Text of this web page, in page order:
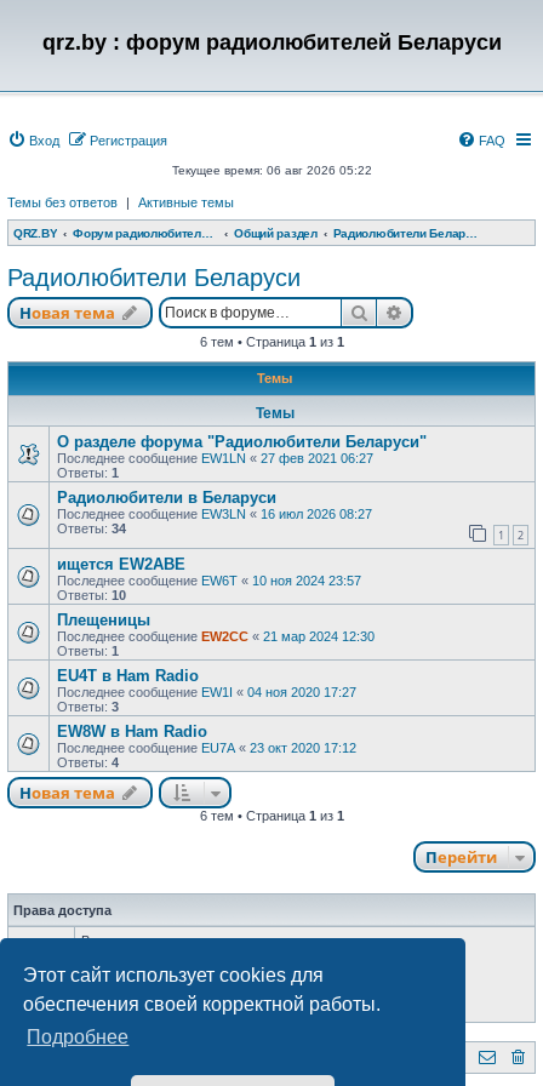
Этот сайт использует cookies для
обеспечения своей корректной работы.
Подробнее
qrz.by : форум радиолюбителей Беларуси
Вход Регистрация FAQ
Текущее время: 06 авг 2026 05:22
Темы без ответов | Активные темы
QRZ.BY Форум радиолюбителей Беларуси Общий раздел Радиолюбители Беларуси
Радиолюбители Беларуси
Новая тема ПоискРасширенный
6 тем • Страница 1 из 1
Темы
Темы
О разделе форума "Радиолюбители Беларуси"
Последнее сообщение EW1LN « 27 фев 2021 06:27
Ответы: 1
Радиолюбители в Беларуси
Последнее сообщение EW3LN « 16 июл 2026 08:27
Ответы: 34 1 2
ищется EW2ABE
Последнее сообщение EW6T « 10 ноя 2024 23:57
Ответы: 10
Плещеницы
Последнее сообщение EW2CC « 21 мар 2024 12:30
Ответы: 1
EU4T в Ham Radio
Последнее сообщение EW1I « 04 ноя 2020 17:27
Ответы: 3
EW8W в Ham Radio
Последнее сообщение EU7A « 23 окт 2020 17:12
Ответы: 4
Новая тема
6 тем • Страница 1 из 1
Перейти
Права доступа
Выне можетеначинать темы
Выне можетередактировать свои сообщения
Выне можетедобавлять вложения